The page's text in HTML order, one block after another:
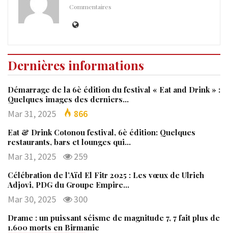
Commentaires
Dernières informations
Démarrage de la 6è édition du festival « Eat and Drink » :
Quelques images des derniers…
Mar 31, 2025 866
Eat & Drink Cotonou festival, 6è édition: Quelques
restaurants, bars et lounges qui…
Mar 31, 2025 259
Célébration de l’Aïd El Fitr 2025 : Les vœux de Ulrich
Adjovi, PDG du Groupe Empire…
Mar 30, 2025 300
Drame : un puissant séisme de magnitude 7, 7 fait plus de
1.600 morts en Birmanie